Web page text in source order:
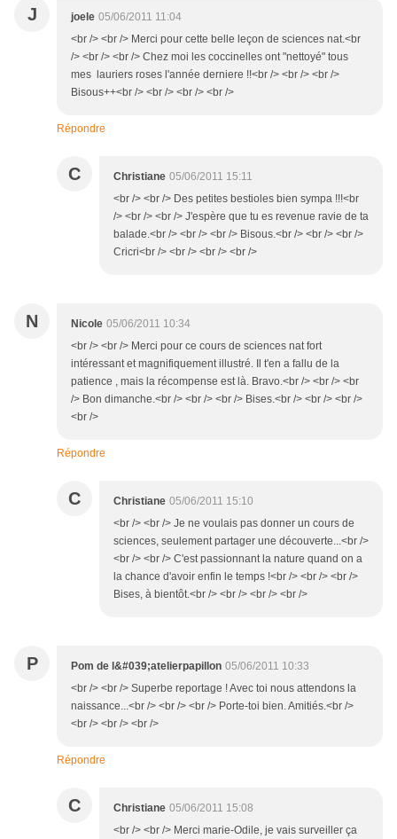
J joele 05/06/2011 11:04
<br /> <br /> Merci pour cette belle leçon de sciences nat.<br
/> <br /> <br /> Chez moi les coccinelles ont "nettoyé" tous
mes lauriers roses l'année derniere !!<br /> <br /> <br />
Bisous++<br /> <br /> <br /> <br />
Répondre
C Christiane 05/06/2011 15:11
<br /> <br /> Des petites bestioles bien sympa !!!<br
/> <br /> <br /> J'espère que tu es revenue ravie de ta
balade.<br /> <br /> <br /> Bisous.<br /> <br /> <br />
Cricri<br /> <br /> <br /> <br />
N Nicole 05/06/2011 10:34
<br /> <br /> Merci pour ce cours de sciences nat fort
intéressant et magnifiquement illustré. Il t'en a fallu de la
patience , mais la récompense est là. Bravo.<br /> <br /> <br
/> Bon dimanche.<br /> <br /> <br /> Bises.<br /> <br /> <br />
<br />
Répondre
C Christiane 05/06/2011 15:10
<br /> <br /> Je ne voulais pas donner un cours de
sciences, seulement partager une découverte...<br />
<br /> <br /> C'est passionnant la nature quand on a
la chance d'avoir enfin le temps !<br /> <br /> <br />
Bises, à bientôt.<br /> <br /> <br /> <br />
P Pom de l&#039;atelierpapillon 05/06/2011 10:33
<br /> <br /> Superbe reportage ! Avec toi nous attendons la
naissance...<br /> <br /> <br /> Porte-toi bien. Amitiés.<br />
<br /> <br /> <br />
Répondre
C Christiane 05/06/2011 15:08
<br /> <br /> Merci marie-Odile, je vais surveiller ça